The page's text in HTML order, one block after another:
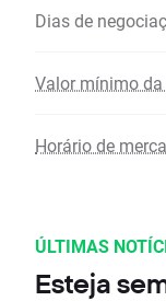
Dias de
Valor mínimo da
Horário de
ÚLTIMAS
Esteja